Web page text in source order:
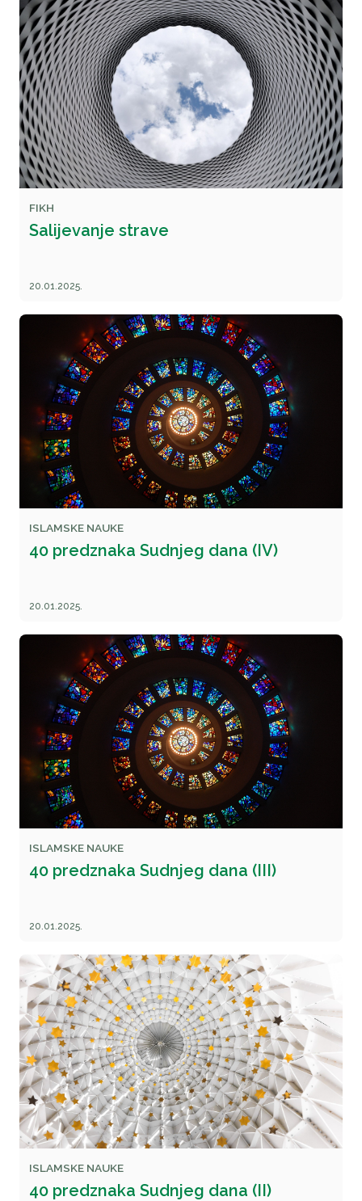
FIKH
Salijevanje strave
20.01.2025.
ISLAMSKE NAUKE
40 predznaka Sudnjeg dana (IV)
20.01.2025.
ISLAMSKE NAUKE
40 predznaka Sudnjeg dana (III)
20.01.2025.
ISLAMSKE NAUKE
40 predznaka Sudnjeg dana (II)